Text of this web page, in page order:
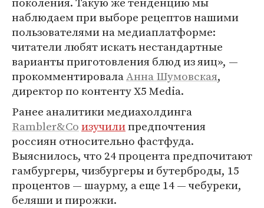
наблюдаем при выборе рецептов нашими
пользователями на медиаплатформе:
читатели любят искать нестандартные
варианты приготовления блюд из яиц», —
прокомментировалаАнна Шумовская,
директор по контенту X5 Media.
Ранее аналитики медиахолдинга
Rambler&Coизучилипредпочтения
россиян относительно фастфуда.
Выяснилось, что 24 процента предпочитают
гамбургеры, чизбургеры и бутерброды, 15
процентов — шаурму, а еще 14 — чебуреки,
беляши и пирожки.